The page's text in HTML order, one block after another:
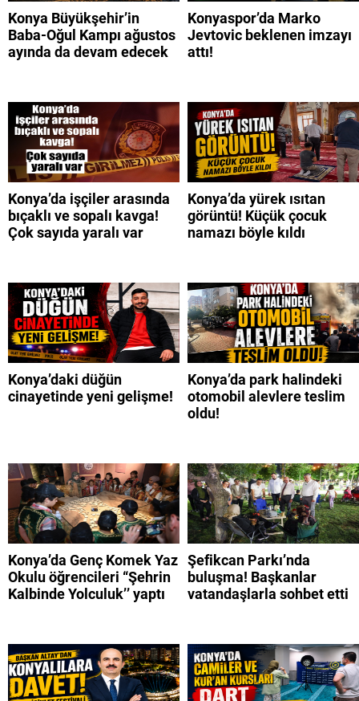
Konya Büyükşehir’in
Baba-Oğul Kampı ağustos
ayında da devam edecek
Konyaspor’da Marko
Jevtovic beklenen imzayı
attı!
Konya’da işçiler arasında
bıçaklı ve sopalı kavga!
Çok sayıda yaralı var
Konya’da yürek ısıtan
görüntü! Küçük çocuk
namazı böyle kıldı
Konya’daki düğün
cinayetinde yeni gelişme!
Konya’da park halindeki
otomobil alevlere teslim
oldu!
Konya’da Genç Komek Yaz
Okulu öğrencileri “Şehrin
Kalbinde Yolculuk’’ yaptı
Şefikcan Parkı’nda
buluşma! Başkanlar
vatandaşlarla sohbet etti